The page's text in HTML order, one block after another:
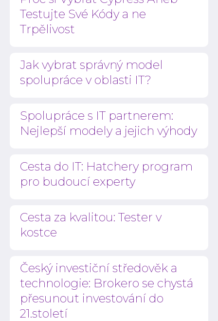
Testujte Své Kódy a ne
Trpělivost
Jak vybrat správný model
spolupráce v oblasti IT?
Spolupráce s IT partnerem:
Nejlepší modely a jejich výhody
Cesta do IT: Hatchery program
pro budoucí experty
Cesta za kvalitou: Tester v
kostce
Český investiční středověk a
technologie: Brokero se chystá
přesunout investování do
21.století